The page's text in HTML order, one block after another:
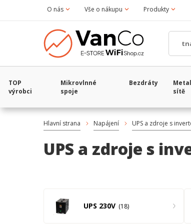
O nás Vše o nákupu Produkty
TOP
výrobci
Mikrovlnné
spoje
Bezdráty
sítě
Hlavní strana Napájení UPS a zdroje s
UPS a zdroje s
UPS 230V 18